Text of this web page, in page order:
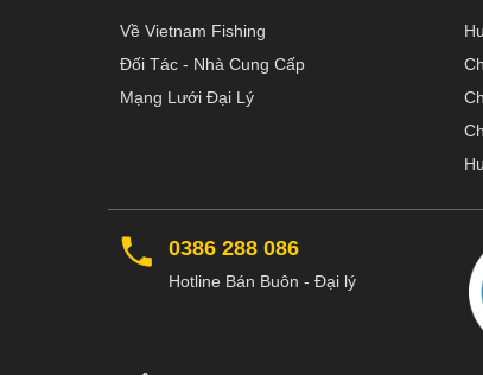
Về Vietnam Fishing
Đối Tác - Nhà Cung Cấp
Mạng Lưới Đại Lý
0386 288 086
Hotline Bán Buôn - Đại lý